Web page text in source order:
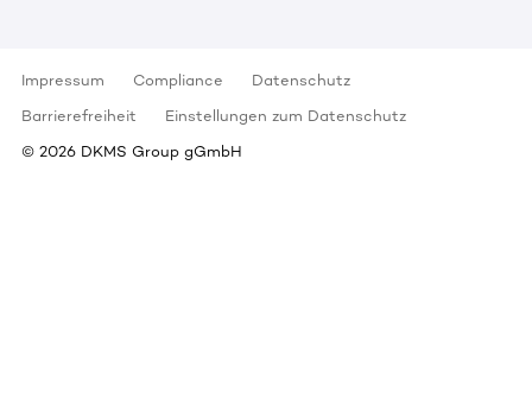
Impressum Compliance
Datenschutz
Barrierefreiheit
Einstellungen zum Datenschutz
© 2026 DKMS Group gGmbH